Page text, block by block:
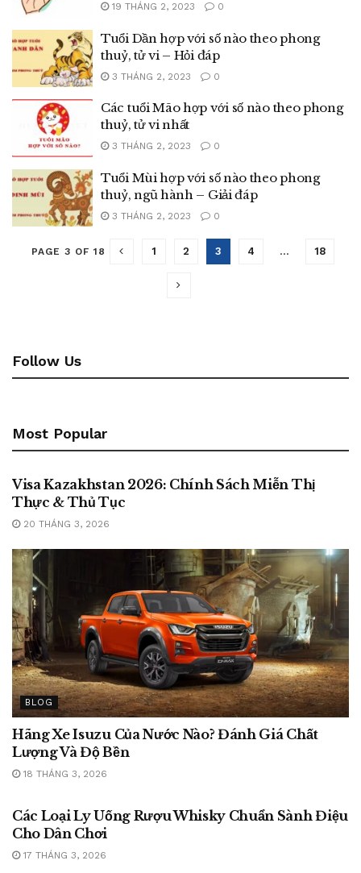
19 THÁNG 2, 2023 0
Tuổi Dần hợp với số nào theo phong
thuỷ, tử vi – Hỏi đáp
3 THÁNG 2, 2023 0
Các tuổi Mão hợp với số nào theo phong
thuỷ, tử vi nhất
3 THÁNG 2, 2023 0
Tuổi Mùi hợp với số nào theo phong
thuỷ, ngũ hành – Giải đáp
3 THÁNG 2, 2023 0
PAGE 3 OF 18 1 2 3 4 … 18
Follow Us
Most Popular
BLOG
Visa Kazakhstan 2026: Chính Sách Miễn Thị
Thực & Thủ Tục
20 THÁNG 3, 2026
BLOG
Hãng Xe Isuzu Của Nước Nào? Đánh Giá Chất
Lượng Và Độ Bền
18 THÁNG 3, 2026
Các Loại Ly Uống Rượu Whisky Chuẩn Sành Điệu
Cho Dân Chơi
17 THÁNG 3, 2026